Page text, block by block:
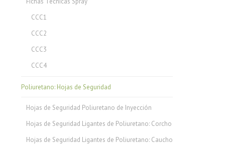
CCC1
CCC2
CCC3
CCC4
Poliuretano: Hojas de Seguridad
Hojas de Seguridad Poliuretano de Inyección
Hojas de Seguridad Ligantes de Poliuretano: Corcho
Hojas de Seguridad Ligantes de Poliuretano: Caucho